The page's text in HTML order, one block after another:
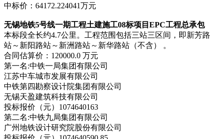
中标价：64172.224041万元
无锡地铁5号线一期工程土建施工08标项目EPC工程总承包
本标段全长约4.7公里。工程范围包括三站三区间，即新芳路
站～新阳路站～新洲路站～新华路站（不含） 。
合同估算价：120000.0 万元
第一名:中铁一局集团有限公司
江苏中车城市发展有限公司
中铁第四勘察设计院集团有限公司
无锡天盈建筑科技有限公司
投标报价（元）1074640163
第二名:中铁九局集团有限公司
广州地铁设计研究院股份有限公司